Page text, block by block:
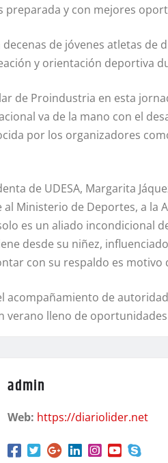
preparada y con mejores
de jóvenes atletas
y orientación deportiva
de Proindustria en esta
va de la mano con el
por los organizadores
de UDESA, Margarita
Ministerio de Deportes, a la
es un aliado incondicional
desde su niñez,
con su respaldo es motivo
acompañamiento de
verano lleno de
admin
Web: https://diariolider.net